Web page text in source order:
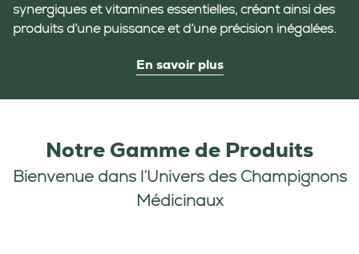
synergiques et vitamines essentielles, créant ainsi des
produits d’une puissance et d’une précision inégalées.
En savoir plus
Notre Gammede Produits
Bienvenue dans l’Univers des Champignons
Médicinaux